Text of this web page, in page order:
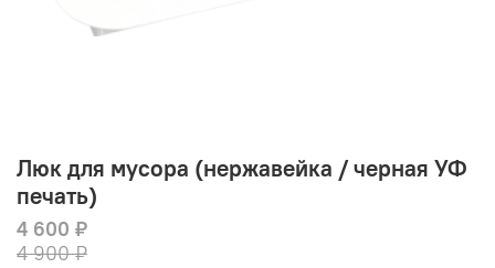
Люк для мусора (нержавейка / черная УФ
печать)
4 600 ₽
4 900 ₽